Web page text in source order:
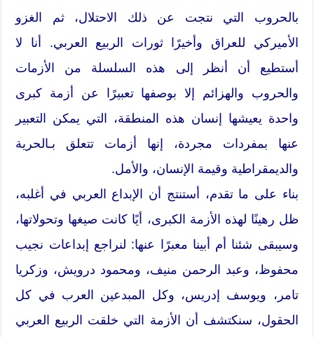
بالحروب التي نتجت عن ذلك الاحتلال، ثم الغزو
الأميركي للعراق وأخيرًا ثورات الربيع العربي. أنا لا
أستطيع أن أنظر إلى هذه السلسلة من الأزمات
والحروب والهزائم إلا بوصفها تعبيرًا عن أزمة كبرى
واحدة يعيشها إنسان هذه المنطقة، التي يمكن التعبير
عنها بمفردات مجردة، إنها أزمات تتعلق بـالحرية
والديمقراطية وقيمة الإنسان، والأمل.
بناء على ما تقدم، أستنتج أن الإبداع العربي في أغلبه،
ظل رهينًا لهذه الأزمة الكبرى، أيًا كانت صيغها وتحولاتها،
وسيبقى شئنا أم أبينا معبرًا عنها: لنراجع إبداعات نجيب
محفوظ، وعبد الرحمن منيف، ومحمود درويش، وزكريا
تامر، ويوسف إدريس، وكل المبدعين العرب في كل
الحقول، سنكتشف أن الأزمة التي خلقت الربيع العربي